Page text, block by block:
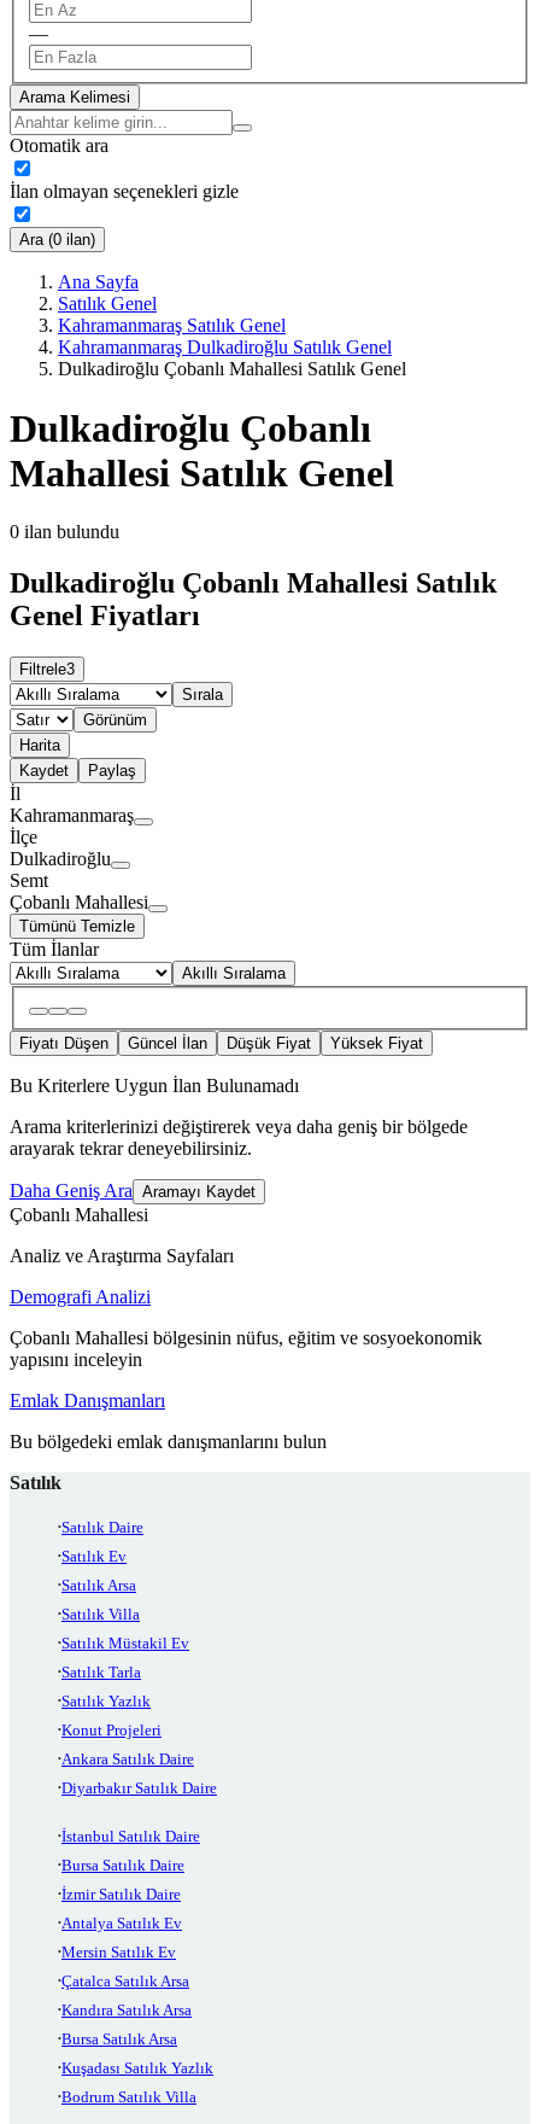
—
Arama Kelimesi
Otomatik ara
İlan olmayan seçenekleri gizle
Ara (0 ilan)
Ana Sayfa
Satılık Genel
Kahramanmaraş Satılık Genel
Kahramanmaraş Dulkadiroğlu Satılık Genel
Dulkadiroğlu Çobanlı Mahallesi Satılık Genel
Dulkadiroğlu Çobanlı
Mahallesi Satılık Genel
0 ilan bulundu
Dulkadiroğlu Çobanlı Mahallesi Satılık
Genel Fiyatları
Filtrele3
Sırala
Görünüm
Harita
Kaydet
Paylaş
İl
Kahramanmaraş
İlçe
Dulkadiroğlu
Semt
Çobanlı Mahallesi
Tümünü Temizle
Tüm İlanlar
Akıllı Sıralama
Fiyatı Düşen Güncel İlan Düşük Fiyat Yüksek Fiyat
Bu Kriterlere Uygun İlan Bulunamadı
Arama kriterlerinizi değiştirerek veya daha geniş bir bölgede
arayarak tekrar deneyebilirsiniz.
Daha Geniş Ara Aramayı Kaydet
Çobanlı Mahallesi
Analiz ve Araştırma Sayfaları
Demografi Analizi
Çobanlı Mahallesi bölgesinin nüfus, eğitim ve sosyoekonomik
yapısını inceleyin
Emlak Danışmanları
Bu bölgedeki emlak danışmanlarını bulun
Satılık
Satılık Daire
Satılık Ev
Satılık Arsa
Satılık Villa
Satılık Müstakil Ev
Satılık Tarla
Satılık Yazlık
Konut Projeleri
Ankara Satılık Daire
Diyarbakır Satılık Daire
İstanbul Satılık Daire
Bursa Satılık Daire
İzmir Satılık Daire
Antalya Satılık Ev
Mersin Satılık Ev
Çatalca Satılık Arsa
Kandıra Satılık Arsa
Bursa Satılık Arsa
Kuşadası Satılık Yazlık
Bodrum Satılık Villa